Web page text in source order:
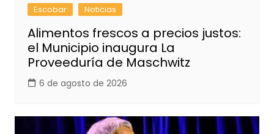
Escobar Noticias
Alimentos frescos a precios justos:
el Municipio inaugura La
Proveeduría de Maschwitz
6 de agosto de 2026